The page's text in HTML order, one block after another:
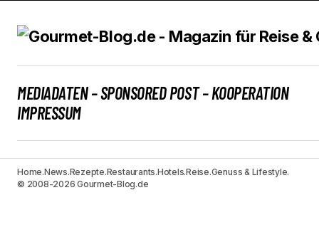
MEDIADATEN – SPONSORED POST – KOOPERATION
IMPRESSUM
Home.News.Rezepte.Restaurants.Hotels.Reise.Genuss & Lifestyle.
© 2008-2026 Gourmet-Blog.de